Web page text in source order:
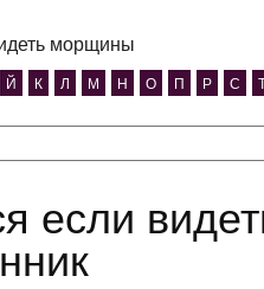
морщины
Й К Л М Н О П Р С